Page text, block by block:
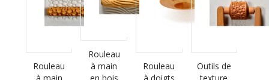
Rouleau
Rouleau
à main
Rouleau
Outils de